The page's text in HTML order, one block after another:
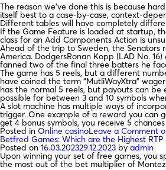
The reason we’ve done this is because
itself best to a case-by-case, context-
Different tables will have completely
If the Game Feature is loaded at startup,
class for an Add Components Action is
Ahead of the trip to Sweden, the Senators
America. DodgersRonan Kopp (LAD No.
fanned two of the final three batters he
The game has 5 reels, but a different
have coined the term “MutliWayXtra”
has the normal 5 reels, but payouts can
possible for between 3 and 10 symbols
A slot machine has multiple ways of
trigger. One example of a reward you can
get 4 bonus symbols, you receive 5
Posted in Online casinoLeave a Comment
Betfred Games: Which are the Highest
Posted on 16.03.202329.12.2023 byadmin
Upon winning your set of free games, you
the most out of the bet multiplier of